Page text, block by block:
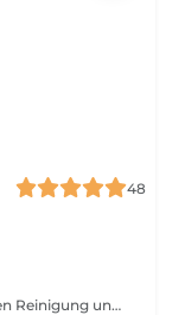
48
Die Behandlung beginnt mit einer intensiven Reinigung und einem Gesichtswasser das Ihre Haut neutralisiert und beruhigt. Make-Up und Umwelteinflüsse werden sanft entfernt. Bei der anschließenden Behandlung werden ausschließlich auf die Bedürfnisse Ihrer Haut abgestimmte Produkte verwendet. Mit einem Peeling werden die oberste Zelllagen der Haut abgetragen und die Poren werden geöffnet. Unreinheiten der Haut werden professionell und sanft entfernt. Nach der Tiefenausreinigung freut sich die Haut auf eine entspannende Massage bei der Sie die Augen schließen dürfen und einfach nur genießen können. Eine wirkstoffreiche Maske rundet alles ab. Mit einer Pflegenden Creme wird die Behandlung abgeschlossen und Sie können entspannt in Ihren weiteren Tag starten. Diese Behandlung ist für alle Hauttypen geeignet.